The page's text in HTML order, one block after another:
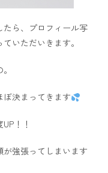
ら、プロフィール写
いただいきます。
ぼ決まってきます
！！
強張ってしまいます